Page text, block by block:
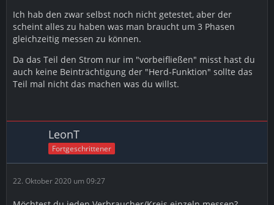
Ich hab den zwar selbst noch nicht getestet, aber der
scheint alles zu haben was man braucht um 3 Phasen
gleichzeitig messen zu können.
Da das Teil den Strom nur im "vorbeifließen" misst hast du
auch keine Beinträchtigung der "Herd-Funktion" sollte das
Teil mal nicht das machen was du willst.
LeonT
Fortgeschrittener
22. Oktober 2020 um 09:27